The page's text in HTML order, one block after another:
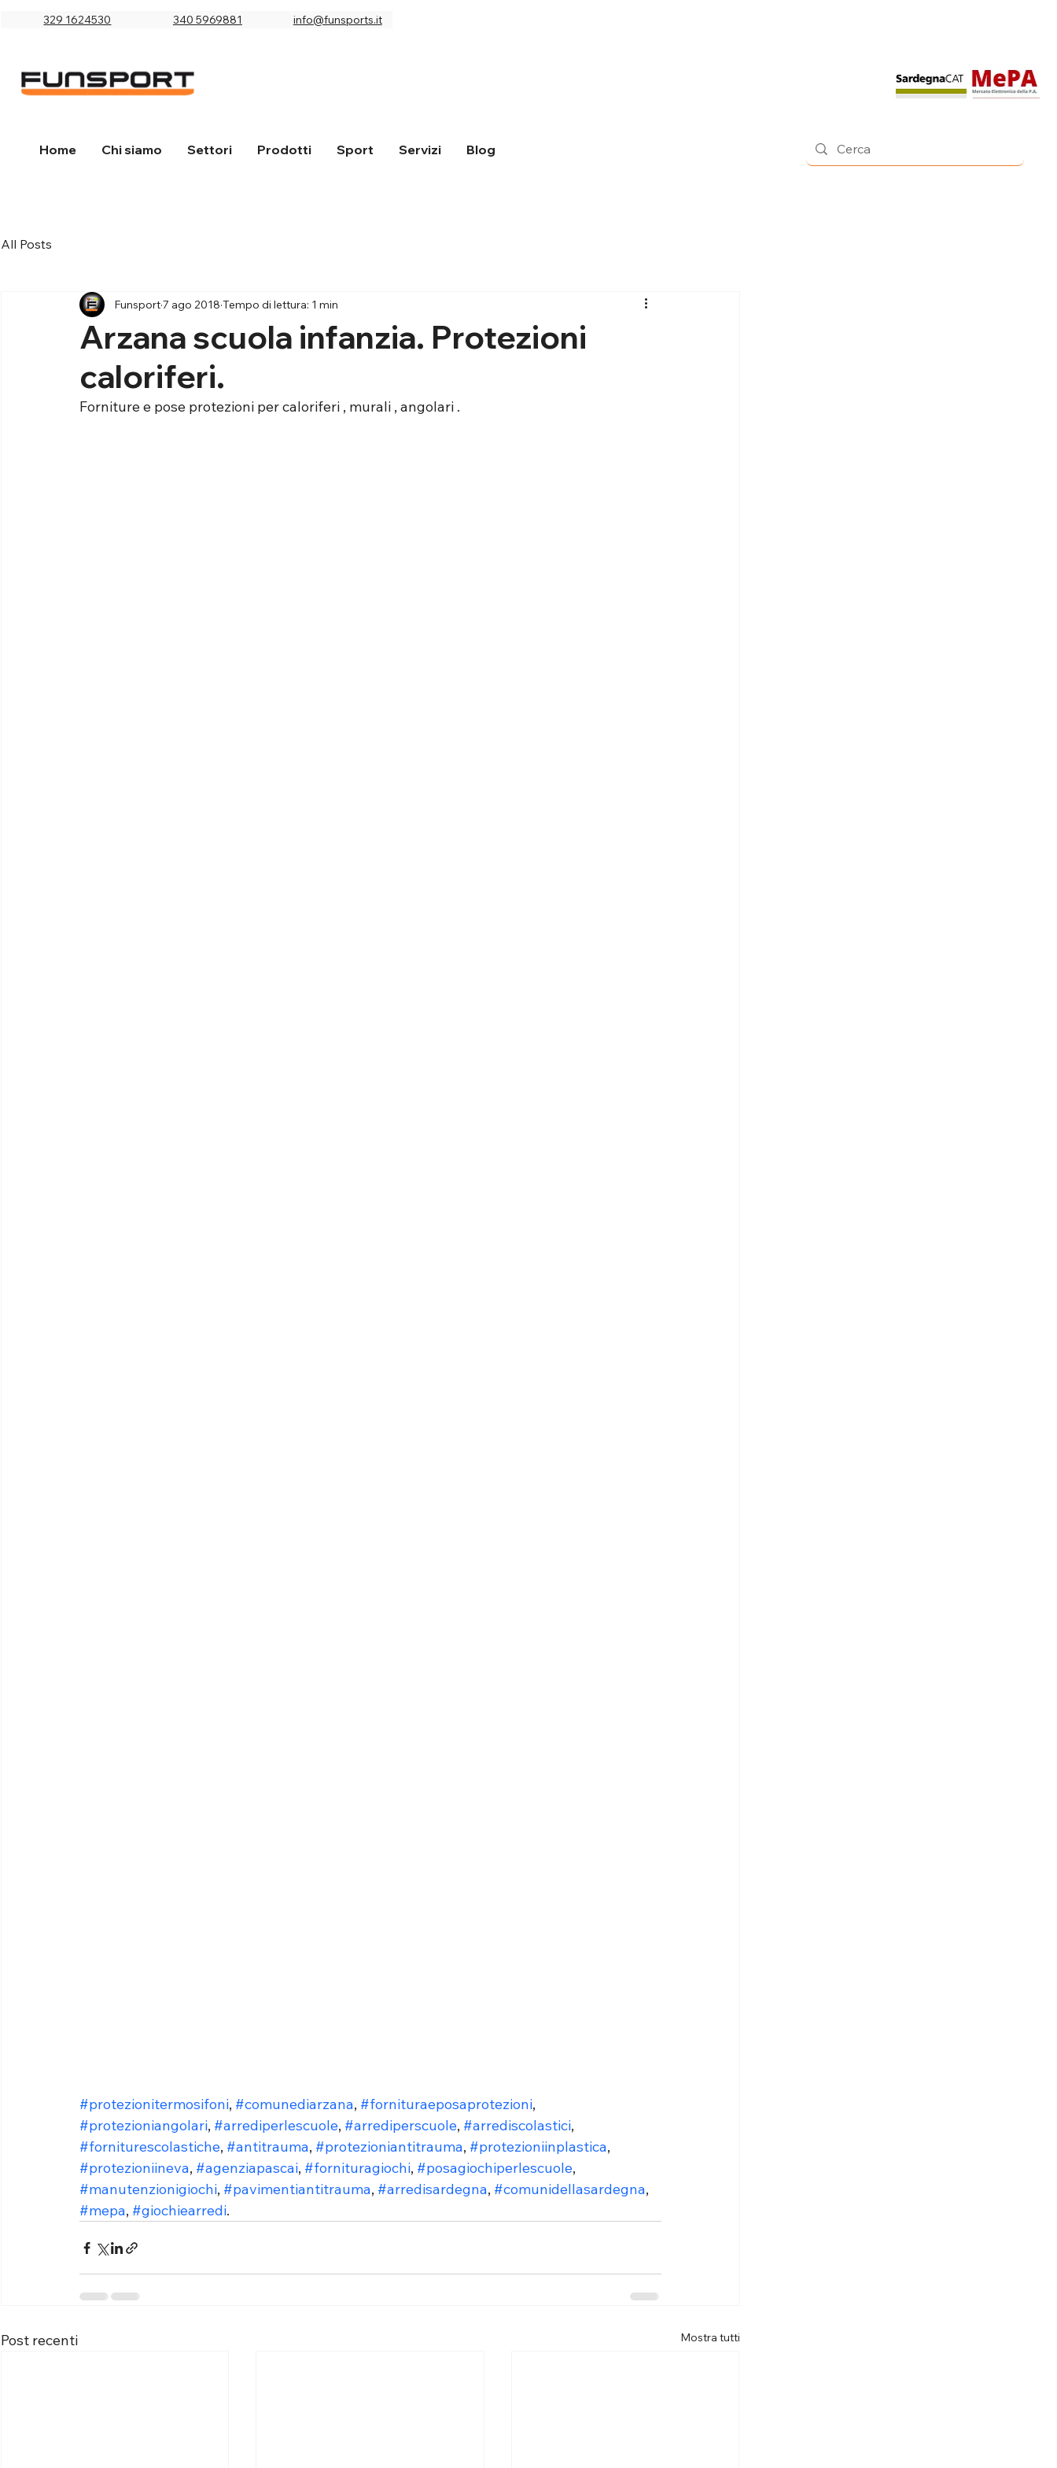
329 1624530 340 5969881 info@funsports.it
Home Chi siamo Settori Prodotti Sport Servizi Blog
All Posts
Arzana scuola infanzia. Protezioni
caloriferi.
Funsport7 ago 2018 Tempo di lettura: 1 min
Forniture e pose protezioni per caloriferi , murali , angolari .
#protezionitermosifoni, #comunediarzana, #fornituraeposaprotezioni,
#protezioniangolari, #arrediperlescuole, #arrediperscuole, #arrediscolastici,
#forniturescolastiche, #antitrauma, #protezioniantitrauma, #protezioniinplastica,
#protezioniineva, #agenziapascai, #fornituragiochi, #posagiochiperlescuole,
#manutenzionigiochi, #pavimentiantitrauma, #arredisardegna, #comunidellasardegna,
#mepa, #giochiearredi.
Post recenti Mostra tutti